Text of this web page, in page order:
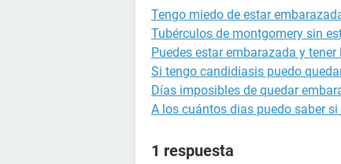
Tengo miedo de estar
Tubérculos de montgomery sin
Puedes estar embarazada y tener
Si tengo candidiasis puedo
Días imposibles de quedar
A los cuántos dias puedo saber
1 respuesta